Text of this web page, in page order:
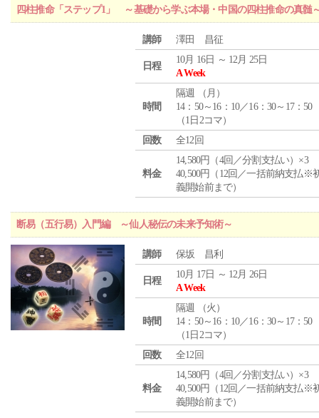
四柱推命「ステップ1」 ～基礎から学ぶ本場・中国の四柱推命の真髄
講師 澤田 昌征
日程
10月 16日 ～ 12月 25日
A Week
時間
隔週 （ 月 ）
14：50～16：10／16：30～17：50
（1日2コマ）
回数
全12回
料金
14,580円（4回／分割支払い）×3
40,500円（12回／一括前納支払※
義開始前まで）
断易（五行易）入門編 ～仙人秘伝の未来予知術～
講師 保坂 昌利
日程
10月 17日 ～ 12月 26日
A Week
時間
隔週 （火 ）
14：50～16：10／16：30～17：50
（1日2コマ）
回数
全12回
料金
14,580円（4回／分割支払い）×3
40,500円（12回／一括前納支払※
義開始前まで）